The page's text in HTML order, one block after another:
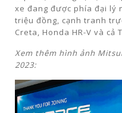
xe đang được phía đại lý
triệu đồng, cạnh tranh
Creta, Honda HR-V và cả
Xem thêm hình ảnh
2023: